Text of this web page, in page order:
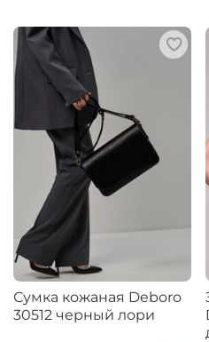
Сумка кожаная Deboro
30512 черный лори